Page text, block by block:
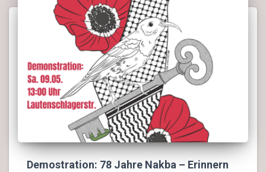
Demostration: 78 Jahre Nakba – Erinnern